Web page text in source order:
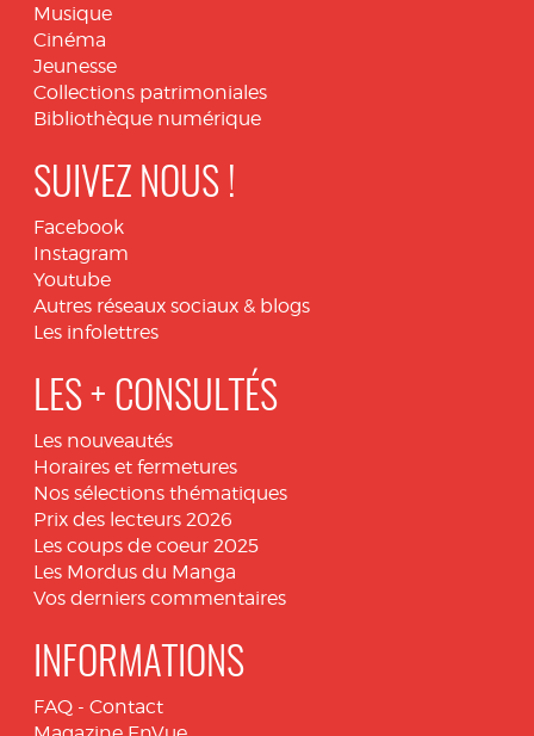
Musique
Cinéma
Jeunesse
Collections patrimoniales
Bibliothèque numérique
SUIVEZ NOUS !
Facebook
Instagram
Youtube
Autres réseaux sociaux & blogs
Les infolettres
LES + CONSULTÉS
Les nouveautés
Horaires et fermetures
Nos sélections thématiques
Prix des lecteurs 2026
Les coups de coeur 2025
Les Mordus du Manga
Vos derniers commentaires
INFORMATIONS
FAQ - Contact